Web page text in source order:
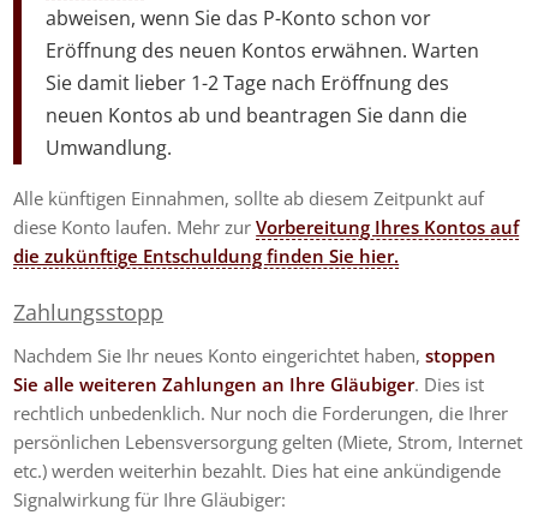
abweisen, wenn Sie das P-Konto schon vor
Eröffnung des neuen Kontos erwähnen. Warten
Sie damit lieber 1-2 Tage nach Eröffnung des
neuen Kontos ab und beantragen Sie dann die
Umwandlung.
Alle künftigen Einnahmen, sollte ab diesem Zeitpunkt auf
diese Konto laufen. Mehr zurVorbereitung Ihres Kontos auf
die zukünftige Entschuldung finden Sie hier.
Zahlungsstopp
Nachdem Sie Ihr neues Konto eingerichtet haben,stoppen
Sie alle weiteren Zahlungen an Ihre Gläubiger. Dies ist
rechtlich unbedenklich. Nur noch die Forderungen, die Ihrer
persönlichen Lebensversorgung gelten (Miete, Strom, Internet
etc.) werden weiterhin bezahlt. Dies hat eine ankündigende
Signalwirkung für Ihre Gläubiger: